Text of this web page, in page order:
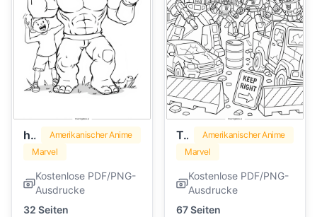
hulk
Amerikanischer Anime
Marvel
Kostenlose PDF/PNG-
Ausdrucke
32 Seiten
Transformers
Amerikanischer Anime
Marvel
Kostenlose PDF/PNG-
Ausdrucke
67 Seiten